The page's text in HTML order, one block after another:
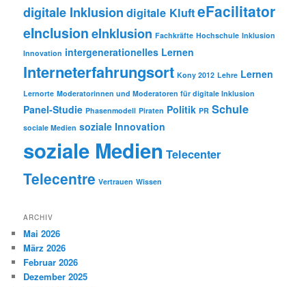
digitale Inklusion digitale KlufteFacilitator
eInclusioneInklusion Fachkräfte Hochschule Inklusion
Innovation intergenerationelles Lernen
Interneterfahrungsort Kony 2012 Lehre Lernen
Lernorte Moderatorinnen und Moderatoren für digitale Inklusion
Panel-Studie Phasenmodell Piraten Politik PR Schule
sociale Medien soziale Innovation
soziale Medien Telecenter
Telecentre Vertrauen Wissen
ARCHIV
Mai 2026
März 2026
Februar 2026
Dezember 2025